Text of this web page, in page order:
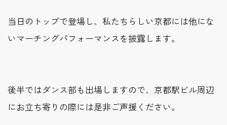
当日のトップで登場し、私たちらしい京都には他にな
いマーチングパフォーマンスを披露します。
後半ではダンス部も出場しますので、京都駅ビル周辺
にお立ち寄りの際には是非ご声援ください。